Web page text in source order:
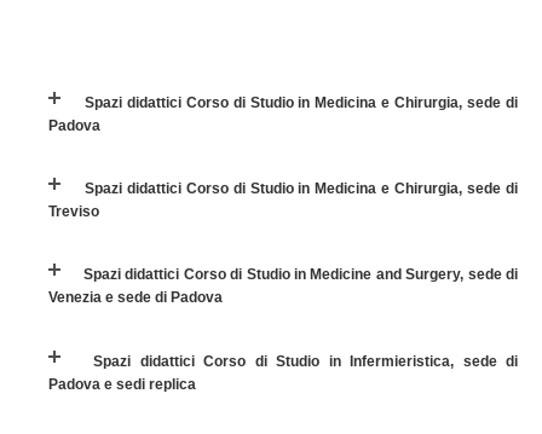
Spazi didattici Corso di Studio in Medicina e Chirurgia, sede di
Padova
Spazi didattici Corso di Studio in Medicina e Chirurgia, sede di
Treviso
Spazi didattici Corso di Studio in Medicine and Surgery, sede di
Venezia e sede di Padova
Spazi didattici Corso di Studio in Infermieristica, sede di
Padova e sedi replica